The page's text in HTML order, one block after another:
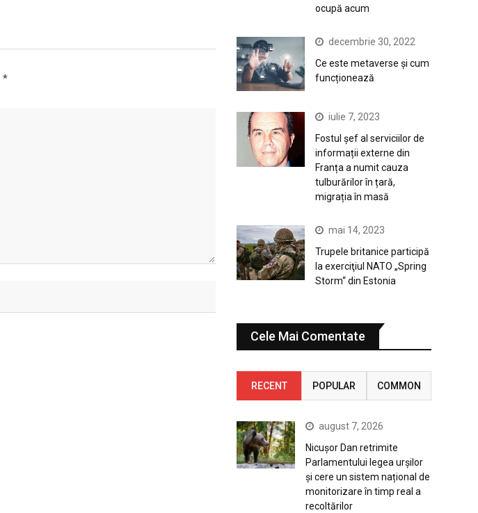
*
ocupă acum
decembrie 30, 2022
Ce este metaverse și cum
funcționează
iulie 7, 2023
Fostul șef al serviciilor de
informații externe din
Franța a numit cauza
tulburărilor în țară,
migrația în masă
mai 14, 2023
Trupele britanice participă
la exerciţiul NATO „Spring
Storm“ din Estonia
Cele Mai Comentate
RECENT POPULAR COMMON
august 7, 2026
Nicușor Dan retrimite
Parlamentului legea urșilor
și cere un sistem național de
monitorizare în timp real a
recoltărilor